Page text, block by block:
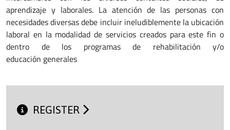
aprendizaje y laborales. La atención de las personas con
necesidades diversas debe incluir ineludiblemente la ubicación
laboral en la modalidad de servicios creados para este fin o
dentro de los programas de rehabilitación y/o
educación generales
REGISTER